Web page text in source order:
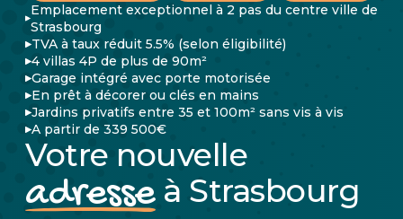
Emplacement exceptionnel à 2 pas du centre ville de
Strasbourg
TVA à taux réduit 5.5% (selon éligibilité)
4 villas 4P de plus de 90m²
Garage intégré avec porte motorisée
En prêt à décorer ou clés en mains
Jardins privatifs entre 35 et 100m² sans vis à vis
A partir de 339 500€
Votre nouvelle
adresseà Strasbourg